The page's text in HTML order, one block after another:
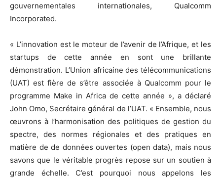
gouvernementales internationales, Qualcomm
Incorporated.
« L’innovation est le moteur de l’avenir de l’Afrique, et les
startups de cette année en sont une brillante
démonstration. L’Union africaine des télécommunications
(UAT) est fière de s’être associée à Qualcomm pour le
programme Make in Africa de cette année », a déclaré
John Omo, Secrétaire général de l’UAT. « Ensemble, nous
œuvrons à l’harmonisation des politiques de gestion du
spectre, des normes régionales et des pratiques en
matière de de données ouvertes (open data), mais nous
savons que le véritable progrès repose sur un soutien à
grande échelle. C’est pourquoi nous appelons les